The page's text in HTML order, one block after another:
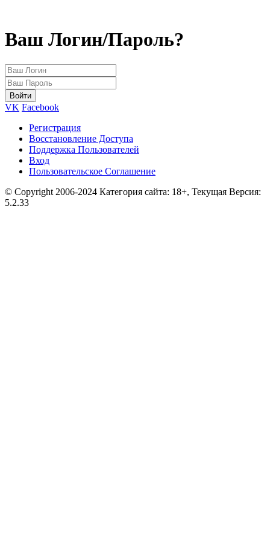
Ваш Логин/Пароль?
VK Facebook
Регистрация
Восстановление Доступа
Поддержка Пользователей
Вход
Пользовательское Соглашение
© Copyright 2006-2024 Категория сайта: 18+, Текущая Версия:
5.2.33